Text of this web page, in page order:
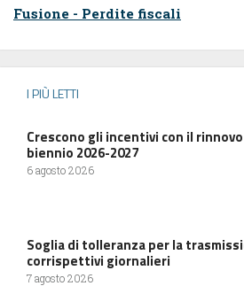
Fusione - Perdite fiscali
I PIÙ LETTI
Crescono gli incentivi con il
biennio 2026-2027
6 agosto 2026
Soglia di tolleranza per la
corrispettivi giornalieri
7 agosto 2026